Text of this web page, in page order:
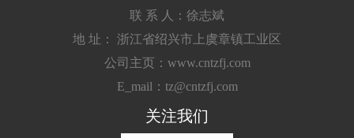
联 系 人：徐志斌
地 址： 浙江省绍兴市上虞章镇工业区
公司主页：www.cntzfj.com
E_mail：tz@cntzfj.com
关注我们